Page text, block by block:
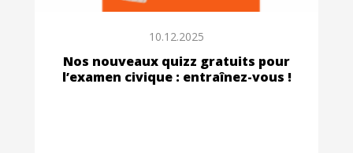
10.12.2025
Nos nouveaux quizz gratuits pour
l’examen civique : entraînez-vous !